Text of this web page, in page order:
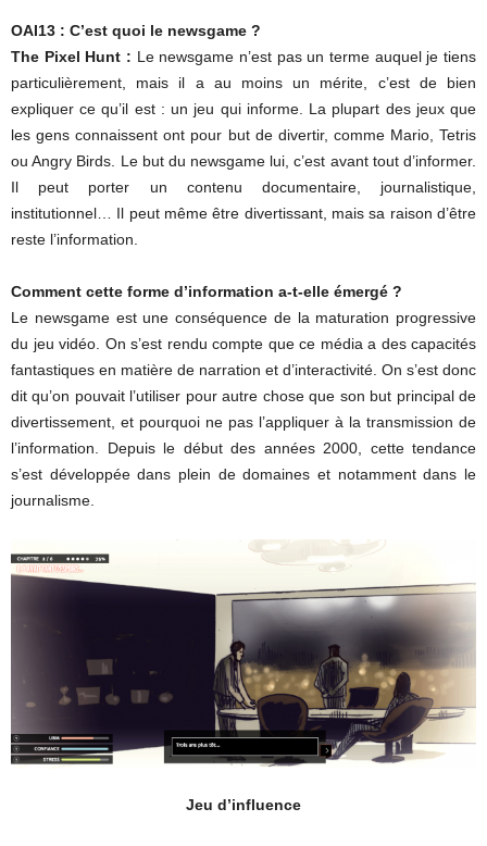
OAI13 : C’est quoi le newsgame ?
The Pixel Hunt : Le newsgame n’est pas un terme auquel je tiens
particulièrement, mais il a au moins un mérite, c’est de bien
expliquer ce qu’il est : un jeu qui informe. La plupart des jeux que
les gens connaissent ont pour but de divertir, comme Mario, Tetris
ou Angry Birds. Le but du newsgame lui, c’est avant tout d’informer.
Il peut porter un contenu documentaire, journalistique,
institutionnel… Il peut même être divertissant, mais sa raison d’être
reste l’information.
Comment cette forme d’information a-t-elle émergé ?
Le newsgame est une conséquence de la maturation progressive
du jeu vidéo. On s’est rendu compte que ce média a des capacités
fantastiques en matière de narration et d’interactivité. On s’est donc
dit qu’on pouvait l’utiliser pour autre chose que son but principal de
divertissement, et pourquoi ne pas l’appliquer à la transmission de
l’information. Depuis le début des années 2000, cette tendance
s’est développée dans plein de domaines et notamment dans le
journalisme.
Jeu d’influence